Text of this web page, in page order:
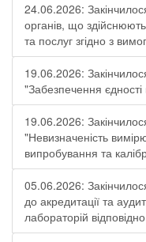
24.06.2026:
органів, що
та послуг згідно з
19.06.2026:
"Забезпечення
19.06.2026:
"Невизначеність
випробування та
05.06.2026:
до акредитації та
лабораторій